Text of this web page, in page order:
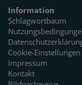
Information
Schlagwortbaum
Cookie-Einstellungen
Impressum
Kontakt